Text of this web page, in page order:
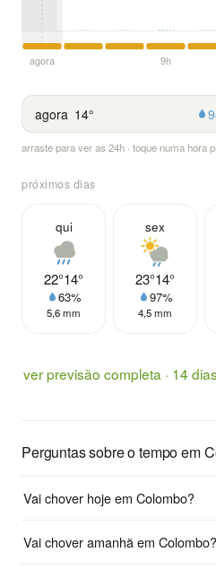
agora 9h
agora 14°
arraste para ver as 24h · toque numa hora
próximos dias
qui
22°14°
63%
5,6 mm
sex
23°14°
97%
4,5 mm
ver previsão completa · 14 dias
Perguntas sobre o tempo em
Vai chover hoje em Colombo?
Vai chover amanhã em Colombo?